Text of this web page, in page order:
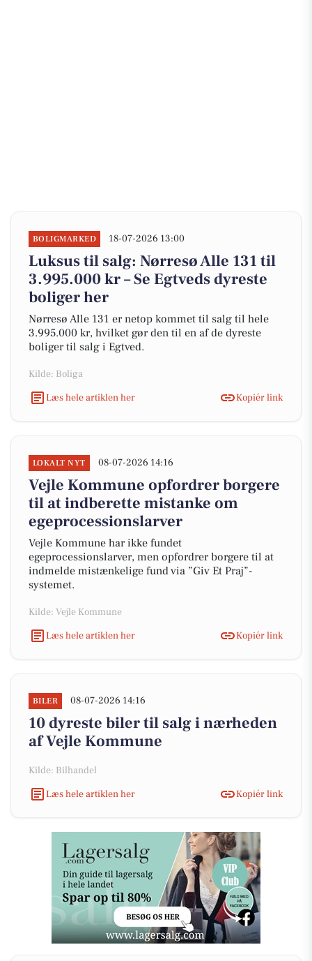
BOLIGMARKED 18-07-2026 13:00
Luksus til salg: Nørresø Alle 131 til
3.995.000 kr – Se Egtveds dyreste
boliger her
Nørresø Alle 131 er netop kommet til salg til hele
3.995.000 kr, hvilket gør den til en af de dyreste
boliger til salg i Egtved.
Kilde: Boliga
Læs hele artiklen her
Kopiér link
LOKALT NYT 08-07-2026 14:16
Vejle Kommune opfordrer borgere
til at indberette mistanke om
egeprocessionslarver
Vejle Kommune har ikke fundet
egeprocessionslarver, men opfordrer borgere til at
indmelde mistænkelige fund via ”Giv Et Praj”-
systemet.
Kilde: Vejle Kommune
Læs hele artiklen her
Kopiér link
BILER 08-07-2026 14:16
10 dyreste biler til salg i nærheden
af Vejle Kommune
Kilde: Bilhandel
Læs hele artiklen her
Kopiér link